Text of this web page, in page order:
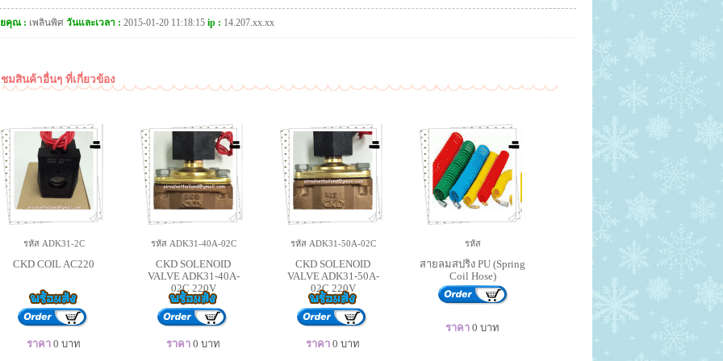
คุณ : เพลินพิศ วันและเวลา : 2015-01-20 11:18:15 ip : 14.207.xx.xx
ชมสินค้าอื่นๆ ที่เกี่ยวข้อง
รหัส ADK31-2C
CKD COIL AC220
ราคา 0 บาท
รหัส ADK31-40A-02C
CKD SOLENOID
VALVE ADK31-40A-
02C 220V
ราคา 0 บาท
รหัส ADK31-50A-02C
CKD SOLENOID
VALVE ADK31-50A-
02C 220V
ราคา 0 บาท
รหัส
สายลมสปริง PU (Spring
Coil Hose)
ราคา 0 บาท